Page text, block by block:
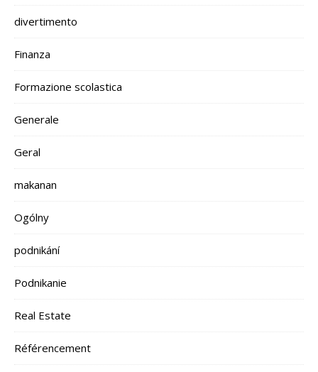
divertimento
Finanza
Formazione scolastica
Generale
Geral
makanan
Ogólny
podnikání
Podnikanie
Real Estate
Référencement